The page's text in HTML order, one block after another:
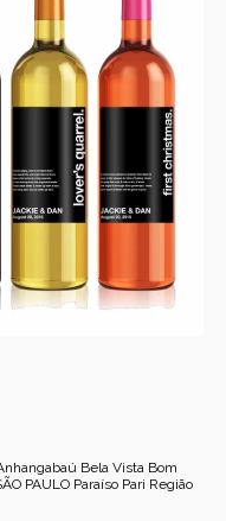
Bela Vista Bom
PAULO Paraíso Pari Região